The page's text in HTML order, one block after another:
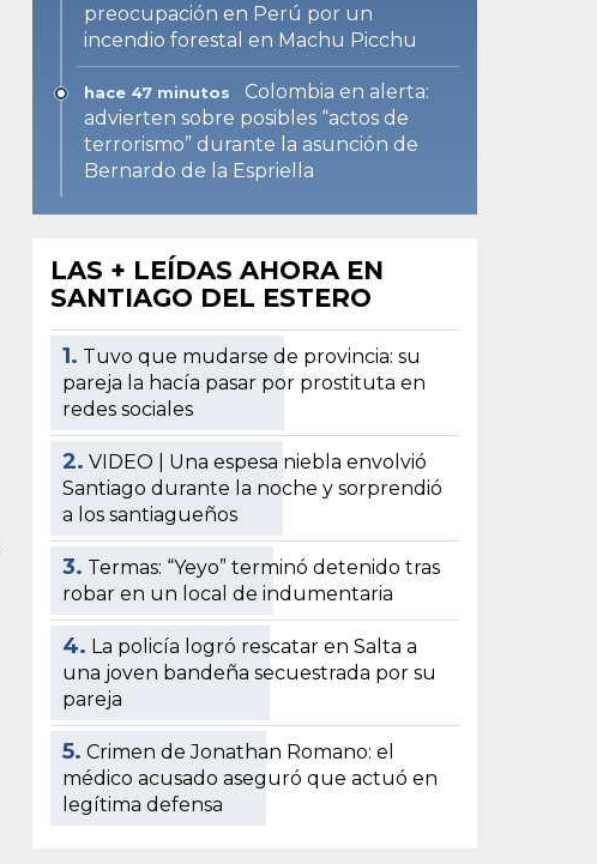
preocupación en Perú por un
incendio forestal en Machu Picchu
hace 47 minutos
Colombia en alerta:
advierten sobre posibles “actos de
terrorismo” durante la asunción de
Bernardo de la Espriella
LAS + LEÍDAS AHORA EN
SANTIAGO DEL ESTERO
1. Tuvo que mudarse de provincia: su
pareja la hacía pasar por prostituta en
redes sociales
2. VIDEO | Una espesa niebla envolvió
Santiago durante la noche y sorprendió
a los santiagueños
3. Termas: “Yeyo” terminó detenido tras
robar en un local de indumentaria
4. La policía logró rescatar en Salta a
una joven bandeña secuestrada por su
pareja
5. Crimen de Jonathan Romano: el
médico acusado aseguró que actuó en
legítima defensa